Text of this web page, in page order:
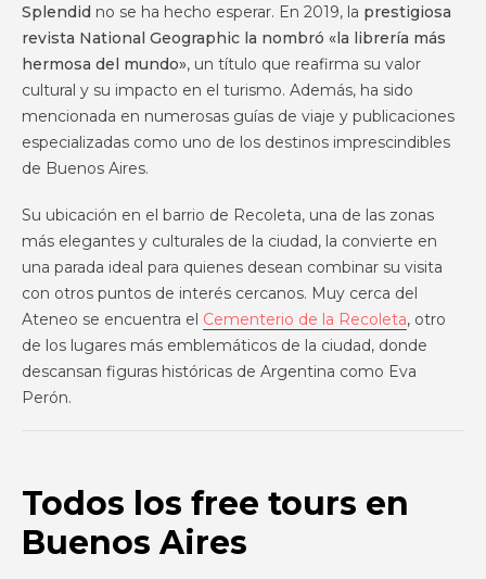
Splendid no se ha hecho esperar. En 2019, la prestigiosa
revista National Geographic la nombró «la librería más
hermosa del mundo», un título que reafirma su valor
cultural y su impacto en el turismo. Además, ha sido
mencionada en numerosas guías de viaje y publicaciones
especializadas como uno de los destinos imprescindibles
de Buenos Aires.
Su ubicación en el barrio de Recoleta, una de las zonas
más elegantes y culturales de la ciudad, la convierte en
una parada ideal para quienes desean combinar su visita
con otros puntos de interés cercanos. Muy cerca del
Ateneo se encuentra el Cementerio de la Recoleta, otro
de los lugares más emblemáticos de la ciudad, donde
descansan figuras históricas de Argentina como Eva
Perón.
Todos los free tours en
Buenos Aires